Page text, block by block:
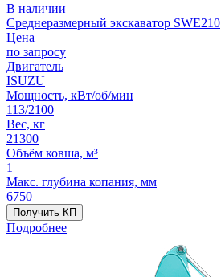
В наличии
Среднеразмерный экскаватор SWE210
Цена
по запросу
Двигатель
ISUZU
Мощность, кВт/об/мин
113/2100
Вес, кг
21300
Объём ковша, м³
1
Макс. глубина копания, мм
6750
Получить КП
Подробнее